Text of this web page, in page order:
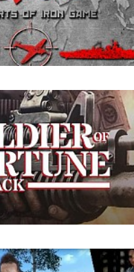
Recharged
A Hearts of Iron Game